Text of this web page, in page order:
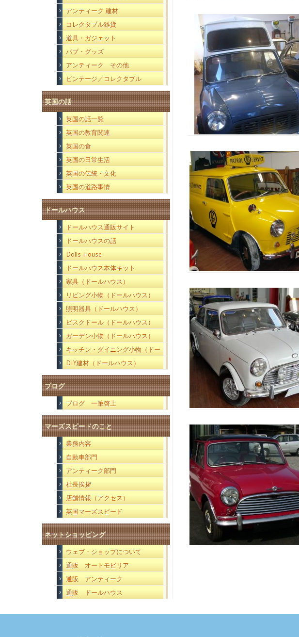
アンティーク 建材
コレクタブル雑貨
道具・ガジェット
パブ・グッズ
アンティーク その他
ビンテージ／コレクタブル
英国の話
英国の話一覧
英国の教育関連
英国の食
英国の日常生活
英国の伝統・文化
英国の道路事情
ドールハウス
ドールハウス通販サイト
ドールハウスの話
Dolls House
ドールハウス本体キット
家具（ドールハウス）
リビング小物（ドールハウス）
照明器具（ドールハウス）
ビスクドール（ドールハウス）
ガーデン小物（ドールハウス）
キッチン・ダイニング小物（ドー
ルハウス）
DIY建材（ドールハウス）
ブログ
ブログ 一筆啓上
マーズスピードのこと
業務内容
自動車部門
アンティーク部門
社長挨拶
店舗情報（アクセス）
英国マーズスピード
ネットショッピング
ウェブ・ショップについて
通販 オートモビリア
通販 アンティーク
通販 ドールハウス